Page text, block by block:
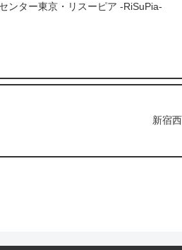
ンター東京・リスーピア -RiSuPia-
新宿